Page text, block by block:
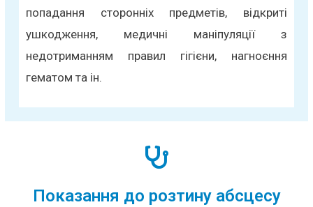
попадання сторонніх предметів, відкриті
ушкодження, медичні маніпуляції з
недотриманням правил гігієни, нагноєння
гематом та ін.
Показання до розтину абсцесу